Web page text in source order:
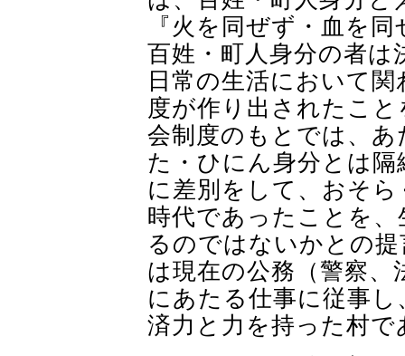
『火を同ぜず・血を
百姓・町人身分の者
日常の生活において
度が作り出されたこ
会制度のもとでは、
た・ひにん身分とは
に差別をして、おそ
時代であったことを
るのではないかとの
は現在の公務（警察、
にあたる仕事に従事
済力と力を持った村